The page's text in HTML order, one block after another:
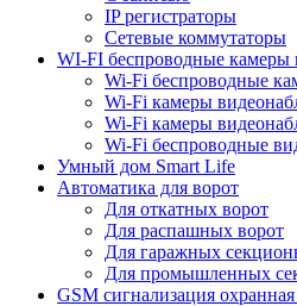
IP регистраторы
Сетевые коммутаторы
WI-FI беспроводные камеры
Wi-Fi беспроводные
Wi-Fi камеры
Wi-Fi камеры
Wi-Fi беспроводные
Умный дом Smart Life
Автоматика для ворот
Для откатных ворот
Для распашных ворот
Для гаражных
Для промышленных
GSM сигнализация